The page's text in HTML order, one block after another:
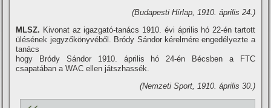
(Budapesti Hí­rlap, 1910. április 24.)
MLSZ. Kivonat az igazgató-tanács 1910. évi április hó 22-én tartott
ülésének jegyzőkönyvéből. Bródy Sándor kérelmére engedélyezte a
tanács
hogy Bródy Sándor 1910. április hó 24-én Bécsben a FTC
csapatában a WAC ellen játszhassék.
(Nemzeti Sport, 1910. április 30.)